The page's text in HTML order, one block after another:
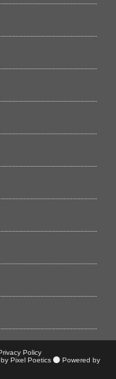
Policy
Pixel Poetics
Powered by